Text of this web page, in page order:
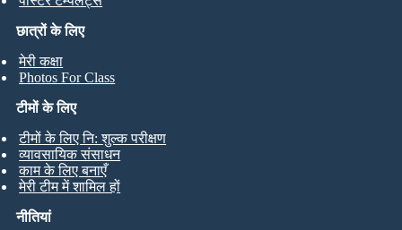
छात्रों के लिए
मेरी कक्षा
Photos For Class
टीमों के लिए
टीमों के लिए नि: शुल्क परीक्षण
व्यावसायिक संसाधन
काम के लिए बनाएँ
मेरी टीम में शामिल हों
नीतियां